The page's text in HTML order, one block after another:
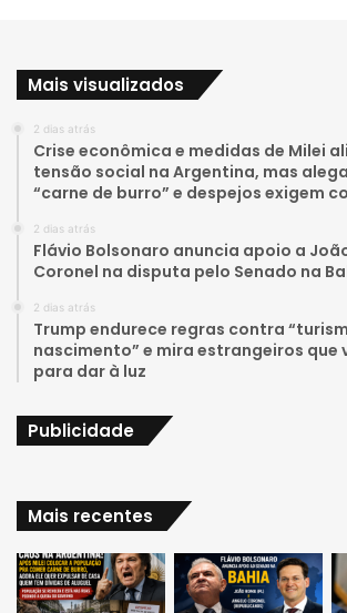
b
g
a
Mais visualizados
2 dias atrás
Crise econômica e medidas de Milei
tensão social na Argentina, mas
“carne de burro” e despejos exigem
2 dias atrás
Flávio Bolsonaro anuncia apoio a
Coronel na disputa pelo Senado na
2 dias atrás
Trump endurece regras contra
nascimento” e mira estrangeiros que
para dar à luz
Publicidade
Mais recentes